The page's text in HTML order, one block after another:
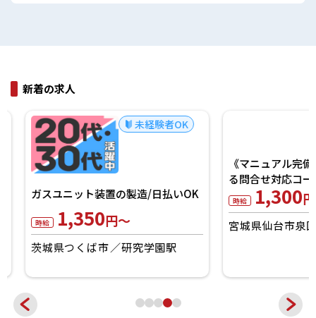
新着の求人
未経験者OK
ガスユニット装置の製造/日払いOK
時給 1,350円～
茨城県つくば市 研究学園駅
《マニュアル完備
る問合せ対応コー
時給 1,300円～